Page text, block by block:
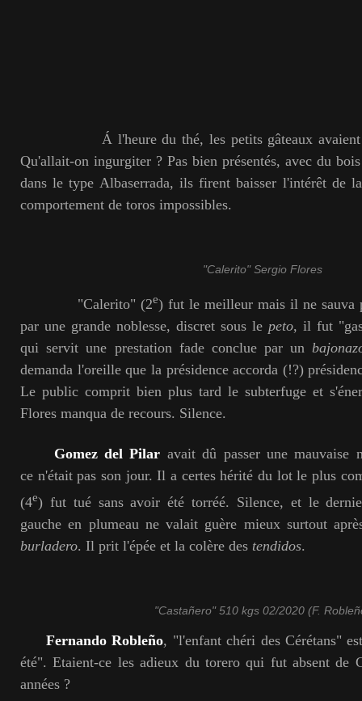
Á l'heure du thé, les petits gâteaux avaient
Qu'allait-on ingurgiter ? Pas bien présentés, avec du
dans le type Albaserrada, ils firent baisser l'intérêt de
comportement de toros impossibles.
"Calerito" Sergio Flores
"Calerito" (2e) fut le meilleur mais il ne sauva
par une grande noblesse, discret sous le peto, il fut
qui servit une prestation fade conclue par un
demanda l'oreille que la présidence accorda (!?)
Le public comprit bien plus tard le subterfuge et
Flores manqua de recours. Silence.
Gomez del Pilar avait dû passer une mauvaise
ce n'était pas son jour. Il a certes hérité du lot le plus
(4e) fut tué sans avoir été torréé. Silence, et le
gauche en plumeau ne valait guère mieux surtout
burladero. Il prit l'épée et la colère des tendidos.
"Castañero" 510 kgs 02/2020 (F.
Fernando Robleño, "l'enfant chéri des Cérétans"
été". Etaient-ce les adieux du torero qui fut absent de
années ?